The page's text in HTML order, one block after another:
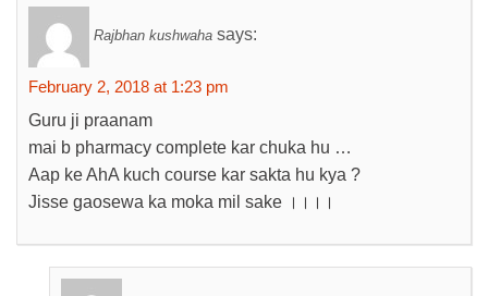
Rajbhan kushwaha says:
February 2, 2018 at 1:23 pm
Guru ji praanam
mai b pharmacy complete kar chuka hu …
Aap ke AhA kuch course kar sakta hu kya ?
Jisse gaosewa ka moka mil sake ।।।।